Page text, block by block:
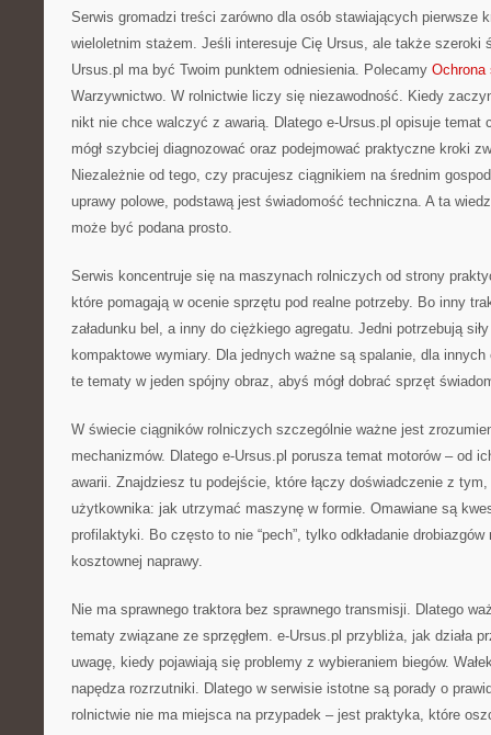
Serwis gromadzi treści zarówno dla osób stawiających pierwsze
wieloletnim stażem. Jeśli interesuje Cię Ursus, ale także szeroki
Ursus.pl ma być Twoim punktem odniesienia. Polecamy Ochrona
Warzywnictwo. W rolnictwie liczy się niezawodność. Kiedy
nikt nie chce walczyć z awarią. Dlatego e-Ursus.pl opisuje temat
mógł szybciej diagnozować oraz podejmować praktyczne kroki
Niezależnie od tego, czy pracujesz ciągnikiem na średnim
uprawy polowe, podstawą jest świadomość techniczna. A ta
może być podana prosto.
Serwis koncentruje się na maszynach rolniczych od strony
które pomagają w ocenie sprzętu pod realne potrzeby. Bo inny
załadunku bel, a inny do ciężkiego agregatu. Jedni potrzebują
kompaktowe wymiary. Dla jednych ważne są spalanie, dla
te tematy w jeden spójny obraz, abyś mógł dobrać sprzęt
W świecie ciągników rolniczych szczególnie ważne jest
mechanizmów. Dlatego e-Ursus.pl porusza temat motorów – od
awarii. Znajdziesz tu podejście, które łączy doświadczenie z
użytkownika: jak utrzymać maszynę w formie. Omawiane są
profilaktyki. Bo często to nie “pech”, tylko odkładanie
kosztownej naprawy.
Nie ma sprawnego traktora bez sprawnego transmisji. Dlatego
tematy związane ze sprzęgłem. e-Ursus.pl przybliża, jak działa
uwagę, kiedy pojawiają się problemy z wybieraniem biegów.
napędza rozrzutniki. Dlatego w serwisie istotne są porady o
rolnictwie nie ma miejsca na przypadek – jest praktyka, które